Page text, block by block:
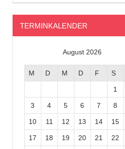
TERMINKALENDER
August 2026
M D M D F S
1
3 4 5 6 7 8
10 11 12 13 14 15
17 18 19 20 21 22